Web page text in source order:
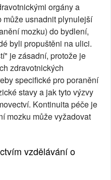
orgány a
může usnadnit plynulejší
mozku) do bydlení,
byli propuštěni na ulici.
je zásadní, protože je
zdravotnických
specifické pro poranění
stavy a jak tyto výzvy
Kontinuita péče je
mozku může vyžadovat
vzdělávání o